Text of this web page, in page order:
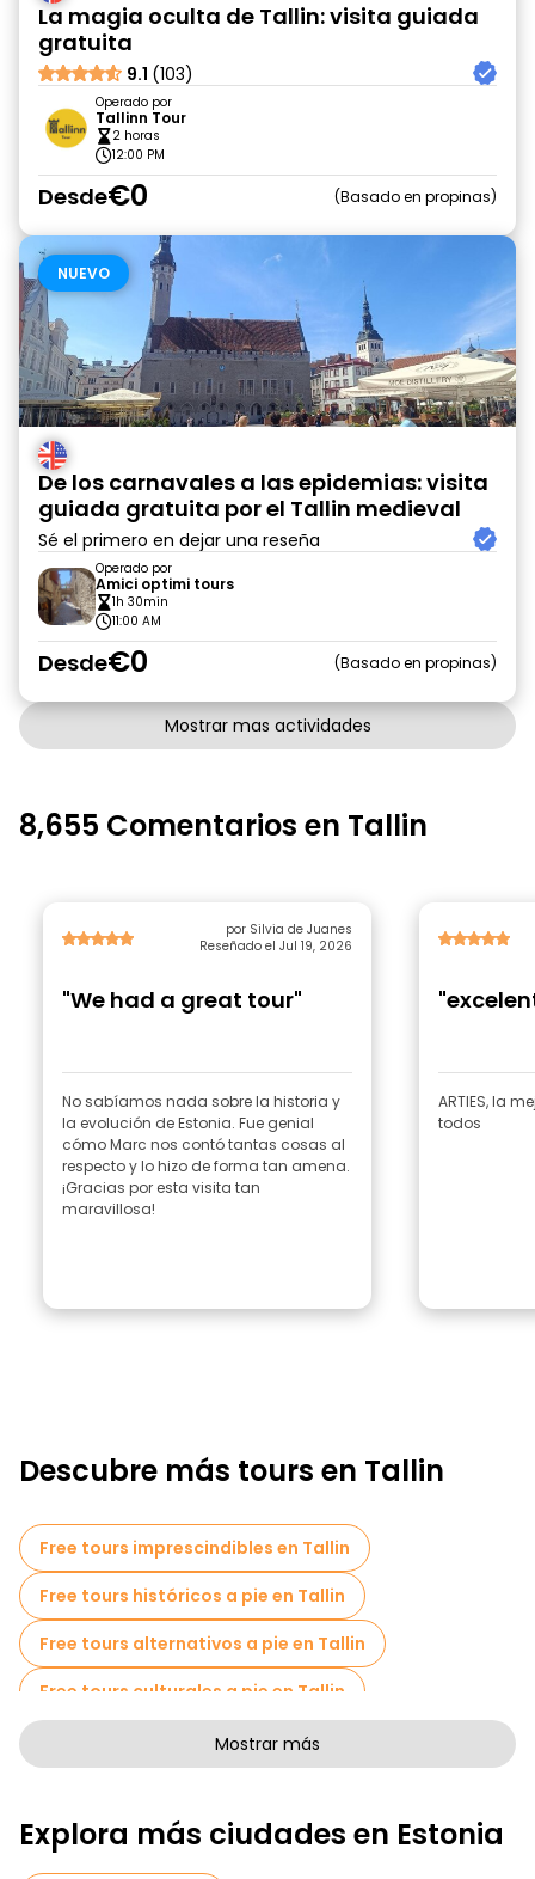
La magia oculta de Tallin: visita guiada
gratuita
9.1 (103)
Operado por
Tallinn Tour
2 horas
12:00 PM
Desde€0 Basado en propinas
NUEVO
De los carnavales a las epidemias: visita
guiada gratuita por el Tallin medieval
Sé el primero en dejar una reseña
Operado por
Amici optimi tours
1h 30min
11:00 AM
Desde€0 Basado en propinas
Mostrar mas actividades
8,655 Comentarios en Tallin
por Silvia de Juanes
Reseñado el Jul 19, 2026
"We had a great tour"
No sabíamos nada sobre la historia y
la evolución de Estonia. Fue genial
cómo Marc nos contó tantas cosas al
respecto y lo hizo de forma tan amena.
¡Gracias por esta visita tan
maravillosa!
ARTIES, la
todos
Descubre más tours en Tallin
Free tours imprescindibles en Tallin
Free tours históricos a pie en Tallin
Free tours alternativos a pie en Tallin
Free tours culturales a pie en Tallin
Free tours a pie para familias en Tallin
Tours fotográficos en Tallin
Mostrar más
Explora más ciudades en Estonia